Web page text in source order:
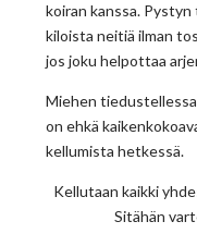
koiran kanssa.
kiloista neitiä ilman
jos joku helpottaa
Miehen
on ehkä
kellumista hetkessä.
Kellutaan kaikki
Sitähän